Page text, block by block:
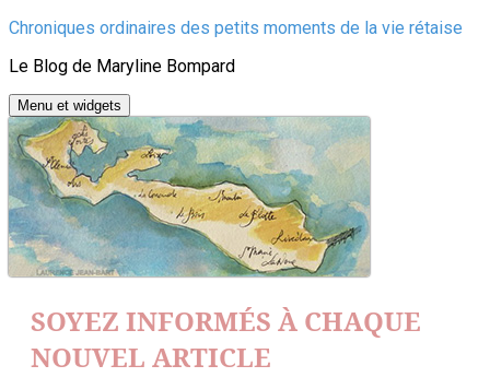
Aller
contenu
Chroniques ordinaires des petits moments de la vie rétaise
Le Blog de Maryline Bompard
Menu et widgets
SOYEZ INFORMÉS À CHAQUE
NOUVEL ARTICLE